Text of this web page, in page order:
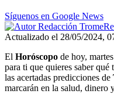
Síguenos en Google News
Actualizado el 28/05/2024,
El Horóscopo de hoy,
para ti que quieres saber
las acertadas predicciones de
marcarán en la salud, dinero